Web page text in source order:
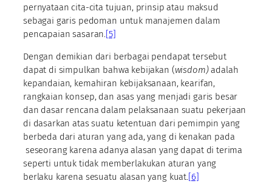
pernyataan cita-cita tujuan, prinsip atau maksud
sebagai garis pedoman untuk manajemen dalam
pencapaian sasaran.[5]
Dengan demikian dari berbagai pendapat tersebut
dapat di simpulkan bahwa kebijakan (wisdom)adalah
kepandaian, kemahiran kebijaksanaan, kearifan,
rangkaian konsep, dan asas yang menjadi garis besar
dan dasar rencana dalam pelaksanaan suatu pekerjaan
di dasarkan atas suatu ketentuan dari pemimpin yang
berbeda dari aturan yang ada, yang di kenakan pada
seseorang karena adanya alasan yang dapat di terima
seperti untuk tidak memberlakukan aturan yang
berlaku karena sesuatu alasan yang kuat.[6]